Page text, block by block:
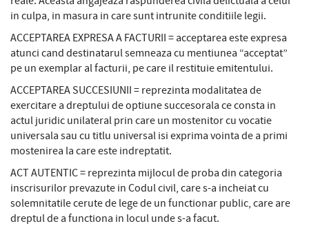
in culpa, in masura in care sunt intrunite conditiile legii.
ACCEPTAREA EXPRESA A FACTURII = acceptarea este expresa
atunci cand destinatarul semneaza cu mentiunea “acceptat”
pe un exemplar al facturii, pe care il restituie emitentului.
ACCEPTAREA SUCCESIUNII = reprezinta modalitatea de
exercitare a dreptului de optiune succesorala ce consta in
actul juridic unilateral prin care un mostenitor cu vocatie
universala sau cu titlu universal isi exprima vointa de a primi
mostenirea la care este indreptatit.
ACT AUTENTIC = reprezinta mijlocul de proba din categoria
inscrisurilor prevazute in Codul civil, care s-a incheiat cu
solemnitatile cerute de lege de un functionar public, care are
dreptul de a functiona in locul unde s-a facut.